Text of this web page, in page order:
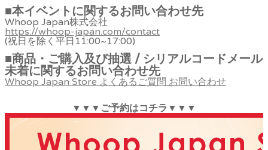
■本イベントに関するお問い合わせ先
Whoop Japan株式会社
https://whoop-japan.com/contact
(祝日を除く平日11:00~17:00)
■商品・ご購入及び抽選 / シリアルコードメール
未着に関するお問い合わせ先
Whoop Japan Store よくあるご質問 お問い合わせ
▼▼▼ご予約はコチラ▼▼▼